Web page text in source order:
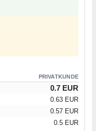
PRIVATKUNDE
0.7 EUR
0.63 EUR
0.57 EUR
0.5 EUR